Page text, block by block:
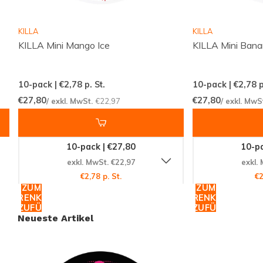
renommierten
ACE steht für Qualität und Reinheit. Als Teil derACE
Nikotinbeutel-Kategorie, sind diese Beutel frei von
Tabak und bieten eine saubere Nikotinzufuhr. Die
Beutel sind so konzipiert, dass sie unter die Lippe
passen und über längere Zeit ein angenehmes und
gleichmäßiges Nikotinerlebnis bieten.
Erleben Sie die Stärke von ACE X
Black Raspberry Chilli
Wenn Sie bereit sind, Ihre Nikotinerfahrung auf die
KILLA
KILLA Mini Mango Ice
10-pack | €2,78p. St.
€27,80/ exkl. MwSt. €22,97
10-pack | €27,80
exkl. MwSt. €22,97
€2,78 p. St.
ZUM
WARENKORB
HINZUFÜGEN
KILLA
KILLA Mini
10-pack | €2,78
€27,80/ exkl.
10-
exkl.
ZUM
WARENKORB
HINZUFÜGEN
Neueste Artikel